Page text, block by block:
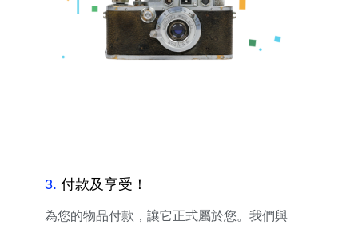
3. 付款及享受！
為您的物品付款，讓它正式屬於您。我們與